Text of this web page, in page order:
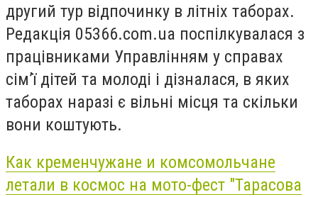
другий тур відпочинку в літніх таборах.
Редакція 05366.com.ua поспілкувалася з
працівниками Управлінням у справах
сім’ї дітей та молоді і дізналася, в яких
таборах наразі є вільні місця та скільки
вони коштують.
Как кременчужане и комсомольчане
летали в космос на мото-фест "Тарасова